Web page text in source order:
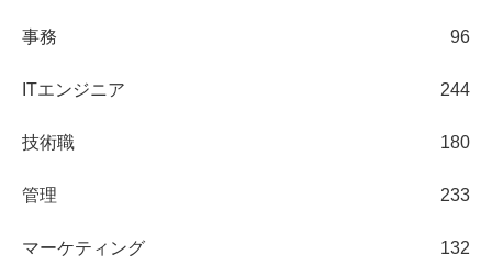
事務 96
ITエンジニア 244
技術職 180
管理 233
マーケティング 132